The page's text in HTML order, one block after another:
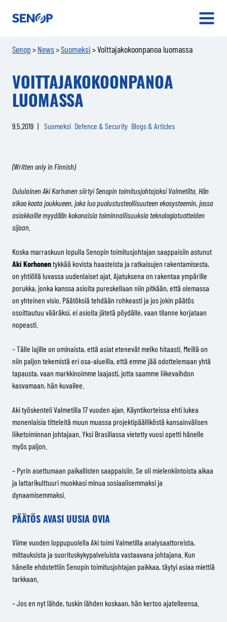
Senop
Senop > News>Suomeksi >Voittajakokoonpanoa luomassa
VOITTAJAKOKOONPANOA
LUOMASSA
9.5.2019 | Suomeksi Defence & Security Blogs & Articles
(Written only in Finnish)
Oululainen Aki Korhonen siirtyi Senopin toimitusjohtajaksi Valmetilta. Hän
aikoo koota joukkueen, joka luo puolustusteollisuuteen ekosysteemin, jossa
asiakkaille myydään kokonaisia toiminnallisuuksia teknologiatuotteiden
sijaan.
Koska marraskuun lopulla Senopin toimitusjohtajan saappaisiin astunut
Aki Korhonentykkää kovista haasteista ja ratkaisujen rakentamisesta,
on yhtiöllä luvassa uudenlaiset ajat. Ajatuksena on rakentaa ympärille
porukka, jonka kanssa asioita pureskellaan niin pitkään, että olemassa
on yhteinen visio. Päätöksiä tehdään rohkeasti ja jos jokin päätös
osoittautuu vääräksi, ei asioita jätetä pöydälle, vaan tilanne korjataan
nopeasti.
– Tälle lajille on ominaista, että asiat etenevät melko hitaasti. Meillä on
niin paljon tekemistä eri osa-alueilla, että emme jää odottelemaan yhtä
tapausta, vaan markkinoimme laajasti, jotta saamme liikevaihdon
kasvamaan, hän kuvailee.
Aki työskenteli Valmetilla 17 vuoden ajan. Käyntikorteissa ehti lukea
monenlaisia titteleitä muun muassa projektipäälliköstä kansainvälisen
liiketoiminnan johtajaan. Yksi Brasiliassa vietetty vuosi opetti hänelle
myös paljon.
– Pyrin asettumaan paikallisten saappaisiin. Se oli mielenkiintoista aikaa
ja lattarikulttuuri muokkasi minua sosiaalisemmaksi ja
dynaamisemmaksi.
PÄÄTÖS AVASI UUSIA OVIA
Viime vuoden loppupuolella Aki toimi Valmetilla analysaattoreista,
mittauksista ja suorituskykypalveluista vastaavana johtajana. Kun
hänelle ehdotettiin Senopin toimitusjohtajan paikkaa, täytyi asiaa miettiä
tarkkaan.
– Jos en nyt lähde, tuskin lähden koskaan, hän kertoo ajatelleensa.